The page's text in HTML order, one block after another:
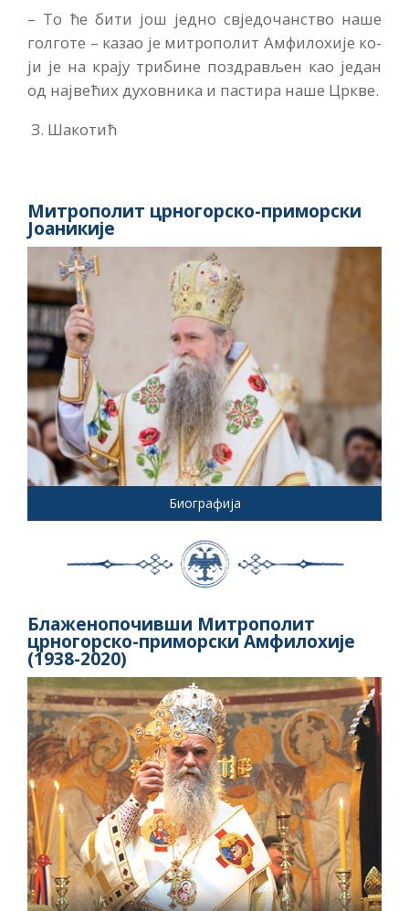
– То ће би­ти још јед­но свје­до­чан­ство на­ше
гол­го­те – ка­зао је ми­тро­по­лит Ам­фи­ло­хи­је ко­
ји је на кра­ју три­би­не по­здра­вљен као је­дан
од нај­ве­ћих ду­хов­ни­ка и па­сти­ра на­ше Цр­кве.
З. Шакотић
Митрополит црногорско-приморски
Јоаникије
Биографија
Блаженопочивши Митрополит
црногорско-приморски Амфилохије
(1938-2020)